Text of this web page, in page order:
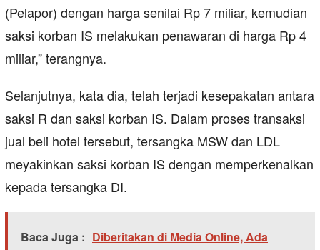
(Pelapor) dengan harga senilai Rp 7 miliar, kemudian
saksi korban IS melakukan penawaran di harga Rp 4
miliar,” terangnya.
Selanjutnya, kata dia, telah terjadi kesepakatan antara
saksi R dan saksi korban IS. Dalam proses transaksi
jual beli hotel tersebut, tersangka MSW dan LDL
meyakinkan saksi korban IS dengan memperkenalkan
kepada tersangka DI.
Baca Juga : Diberitakan di Media Online, Ada